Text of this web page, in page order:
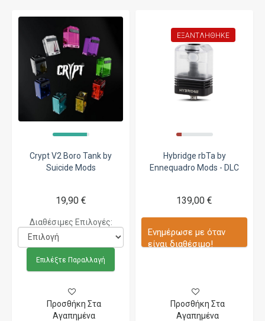
Crypt V2 Boro Tank by
Suicide Mods
19,90 €
Διαθέσιμες Επιλογές:
Επιλέξτε Παραλλαγή
Προσθήκη Στα
Αγαπημένα
ΕΞΑΝΤΛΉΘΗΚΕ
Hybridge rbTa by
Ennequadro Mods - DLC
139,00 €
Ενημέρωσε με όταν
είναι διαθέσιμο!
Προσθήκη Στα
Αγαπημένα